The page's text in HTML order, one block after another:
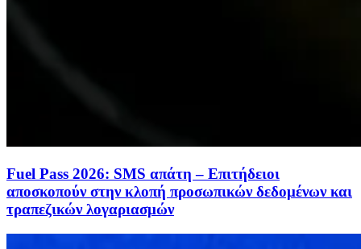
Fuel Pass 2026: SMS απάτη – Επιτήδειοι
αποσκοπούν στην κλοπή προσωπικών δεδομένων και
τραπεζικών λογαριασμών